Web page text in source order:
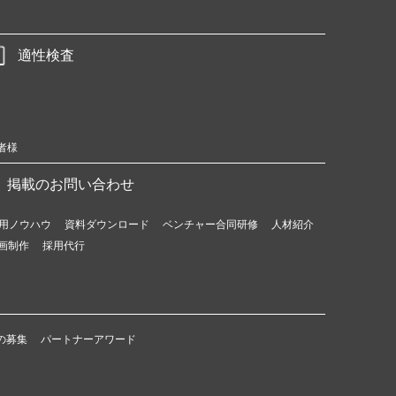
適性検査
様
掲載のお問い合わせ
ノウハウ 資料ダウンロード ベンチャー合同研修
人材紹介
制作
採用代行
募集 パートナーアワード